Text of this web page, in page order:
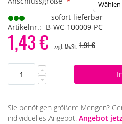
sofort lieferbar
Artikelnr.
B-WC-100009-PC
1,43 € 1,91 €
Sie benötigen größere Mengen?
individuelles Angebot. Angebot